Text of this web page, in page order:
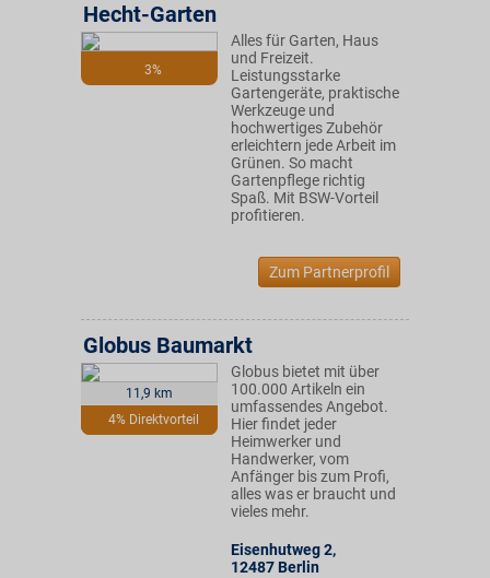
3%
Hecht-Garten
Alles für Garten, Haus
und Freizeit.
Leistungsstarke
Gartengeräte, praktische
Werkzeuge und
hochwertiges Zubehör
erleichtern jede Arbeit im
Grünen. So macht
Gartenpflege richtig
Spaß. Mit BSW-Vorteil
profitieren.
Zum Partnerprofil
11,9 km
4% Direktvorteil
Globus Baumarkt
Globus bietet mit über
100.000 Artikeln ein
umfassendes Angebot.
Hier findet jeder
Heimwerker und
Handwerker, vom
Anfänger bis zum Profi,
alles was er braucht und
vieles mehr.
Eisenhutweg 2,
12487 Berlin